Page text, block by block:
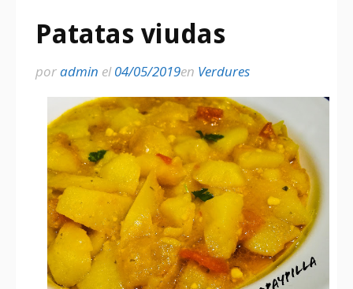
Patatas viudas
poradmin el04/05/2019en Verdures